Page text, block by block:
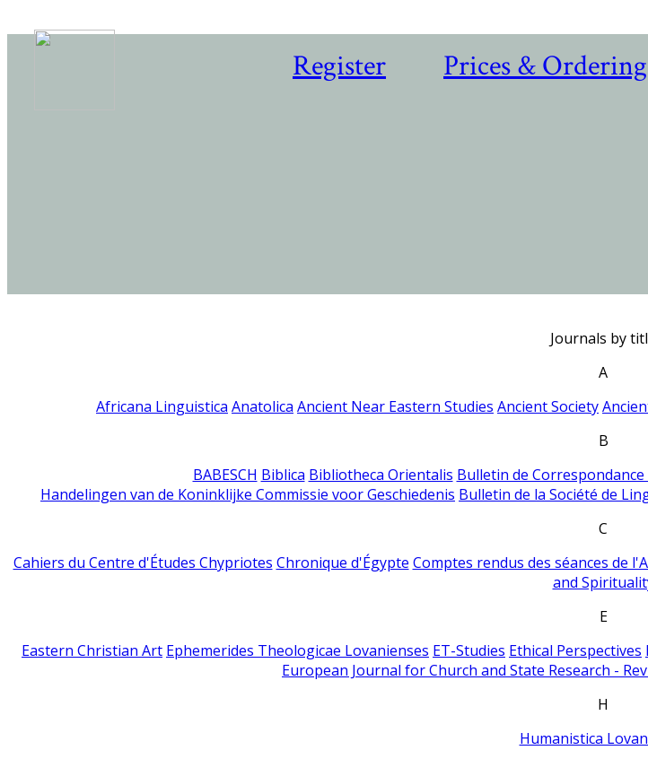
Register Prices & Ordering
Journals by
A
Africana Linguistica Anatolica Ancient Near Eastern Studies Ancient Society
B
BABESCH Biblica Bibliotheca Orientalis Bulletin de
Handelingen van de Koninklijke Commissie voor Geschiedenis Bulletin de la Société de
C
Cahiers du Centre d'Études Chypriotes Chronique d'Égypte Comptes rendus des séances de
and
E
Eastern Christian Art Ephemerides Theologicae Lovanienses ET-Studies Ethical Perspectives
European Journal for Church and State Research -
H
Humanistica